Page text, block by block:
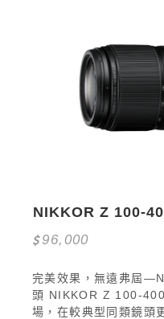
NIKKOR Z 100-
96,000
完美效果，無遠弗屆
頭 NIKKOR Z 100-
場，在較典型同類鏡頭